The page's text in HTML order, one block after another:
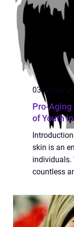
03 januar
Pro-Aging
of Youth
skin is an
individuals.
countless
aging and
these, t...